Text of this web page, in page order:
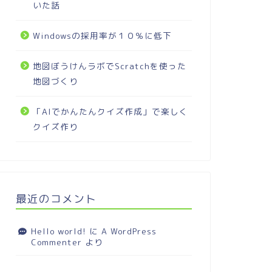
いた話
Windowsの採用率が１０％に低下
地図ぼうけんラボでScratchを使った
地図づくり
「AIでかんたんクイズ作成」で楽しく
クイズ作り
最近のコメント
Hello world! に A WordPress
Commenter より